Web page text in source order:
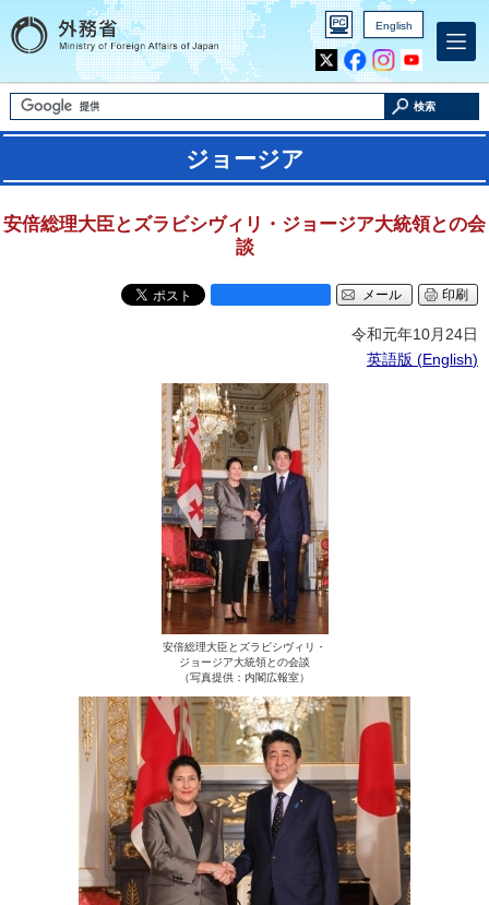
English
Inst
agra
m
Yout
ube
検索
ジョージア
安倍総理大臣とズラビシヴィリ・ジョージア大統領との会
談
メール 印刷
令和元年10月24日
英語版 (English)
安倍総理大臣とズラビシヴィリ・
ジョージア大統領との会談
（写真提供：内閣広報室）